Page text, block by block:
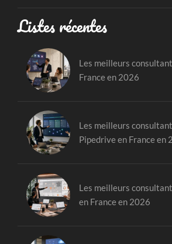
Listes récentes
Les meilleurs
France en 2026
Les meilleurs
Pipedrive en France en
Les meilleurs
en France en 2026